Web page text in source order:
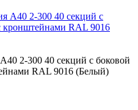
2-300 40 секций с боковой
RAL 9016 (Белый)